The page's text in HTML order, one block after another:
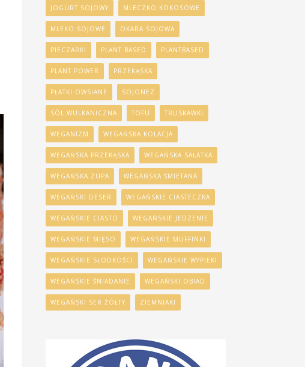
JOGURT SOJOWY MLECZKO KOKOSOWE
MLEKO SOJOWE OKARA SOJOWA
PIECZARKI PLANT BASED PLANTBASED
PLANT POWER PRZEKĄSKA
PŁATKI OWSIANE SOJONEZ
SÓL WULKANICZNA TOFU TRUSKAWKI
WEGANIZM WEGAŃSKA KOLACJA
WEGAŃSKA PRZEKĄSKA WEGAŃSKA SAŁATKA
WEGAŃSKA ZUPA WEGAŃSKA ŚMIETANA
WEGAŃSKI DESER WEGAŃSKIE CIASTECZKA
WEGAŃSKIE CIASTO WEGAŃSKIE JEDZENIE
WEGAŃSKIE MIĘSO WEGAŃSKIE MUFFINKI
WEGAŃSKIE SŁODKOŚCI WEGAŃSKIE WYPIEKI
WEGAŃSKIE ŚNIADANIE WEGAŃSKI OBIAD
WEGAŃSKI SER ŻÓŁTY ZIEMNIAKI